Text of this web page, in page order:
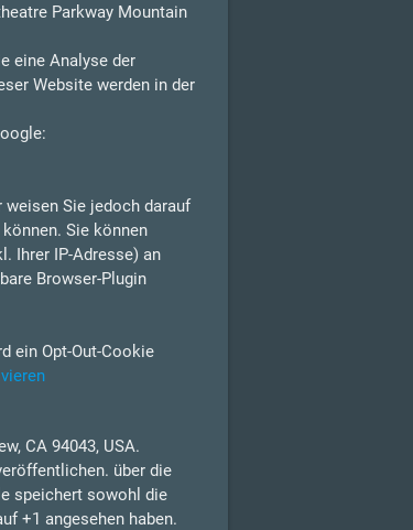
Parkway Mountain
eine Analyse der
Website werden in der
weisen Sie jedoch darauf
Sie können
Ihrer IP-Adresse) an
Browser-Plugin
ein Opt-Out-Cookie
CA 94043, USA.
über die
speichert sowohl die
+1 angesehen haben.